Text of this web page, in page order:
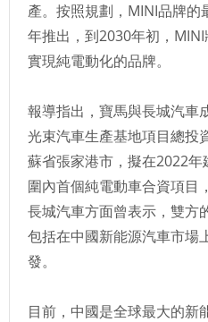
產。按照規劃，MINI品牌
年推出，到2030年初，
實現純電動化的品牌。
報導指出，寶馬與長城汽車
光束汽車生產基地項目總投
蘇省張家港市，擬在2022
圍內首個純電動車合資項目
長城汽車方面曾表示，雙方
包括在中國新能源汽車市場
發。
目前，中國是全球最大的新